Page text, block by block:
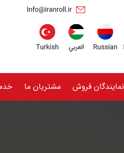
نمایندگان فروش مشتریان ما